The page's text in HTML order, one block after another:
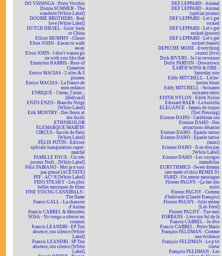
DO VISSINGA - Porto Vecchio
Donna SUMMER - The
wanderer [White Label]
DOOBIE BROTHERS - Real
love [White Label]
DUTCH DIESEL - Goin' back
to China
Elliott MURPHY - Closer
Elton JOHN - Easier to walk
away
Elton JOHN - I don't wanna go
on with you like that
Emmylou HARRIS - Rose of
Cimarron
Enrico MACIAS - 2 ailes & 3
plumes
Enrico MACIAS - La France de
mon enfance
ENRIQUÉ - J'aime, J'aime...
[dédicacé]
ENZO ENZO - Blanche Neige
[White Label]
Erik MONTRY - Des fleurs et
des fusils
ETHNIKOLOR
F.LEMARQUE/MARTIN
CIRCUS - Succès de Paris
[White Label]
FÉLIX POTIN - Édition
spéciale inauguration super-
marché
FAMILLE FOUX - Un très
joyeux Noël... [White Label]
Félix FAIRANO - Moi je n'suis
pas pressé [ACÉTATE]
FFF - AC² N [White Label]
FIDO STEAKY - Les plus
belles musiques de films
FINE YOUNG CANNIBALS -
The flame
France GALL - La chanson
d'Azima
Francis CABREL & Mercedes
SOSA - Yo vengo a ofrecer mi
corazon
Francis LEANDRI - EP Ton
absence, ton silence [White
Label]
Francis LEANDRI - SP Ton
absence, ton silence [White
Label]
DEF LEPPARD - Animal
DEF LEPPARD - Animal
(spécial promo)
DEF LEPPARD - Let's get
rocked
DEF LEPPARD - Let's get
rocked (poster)
DEF LEPPARD - Let's get
rocked (teaser)
DEPECHE MODE - Everything
counts (live)
Dick RIVERS - Je t'ai reconnue
Dolly PARTON - Downtown
EARTH WIND & FIRE -
Saturday nite
Eddy MITCHELL - Lèche-
bottes blues
Eddy MITCHELL - Soixante
soixante-deux
EDITH NYLON - Edith Nylon
Edouard BAER - La bostella
ELEGANCE - Jamais de risque
[Test Pressing]
Etienne DAHO - Caribbean sea
Etienne DAHO - Des
attractions désastre
Etienne DAHO - Epaule tattoo
Etienne DAHO - Epaule tattoo
(maxi)
Etienne DAHO - Il ne dira pas
[White Label]
Etienne DAHO - Les voyages
immobiles
EURYTHMICS - Sweet dreams
(are made of this) REMIX 91
FARID - Un amour montagne
Florent PAGNY - Ça fait des
nuits
Florent PAGNY - Comme
d'habitude [Claude François]
Florent PAGNY - Jolie môme
[Léo Ferré]
Florent PAGNY - Tue-moi
FORBANS - Lève ton ful de là
Francis CABREL - Je rêve
Francis CABREL - Petite Marie
François FELDMAN - Comme
une évidence
François FELDMAN - Le p'tit
cireur
François FELDMAN - Les